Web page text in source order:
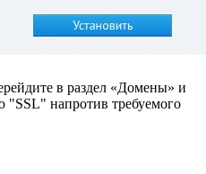
в раздел «Домены» и
"SSL" напротив требуемого